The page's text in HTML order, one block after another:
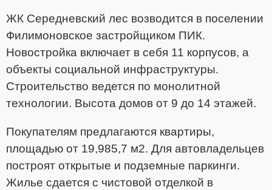
ЖК Середневский лес возводится в поселении
Филимоновское застройщиком ПИК.
Новостройка включает в себя 11 корпусов, а
объекты социальной инфраструктуры.
Строительство ведется по монолитной
технологии. Высота домов от 9 до 14 этажей.
Покупателям предлагаются квартиры,
площадью от 19,985,7 м2. Для автовладельцев
построят открытые и подземные паркинги.
Жилье сдается с чистовой отделкой в